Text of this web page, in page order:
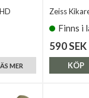
MER
Zeiss
Finns i
590 SEK
KÖP